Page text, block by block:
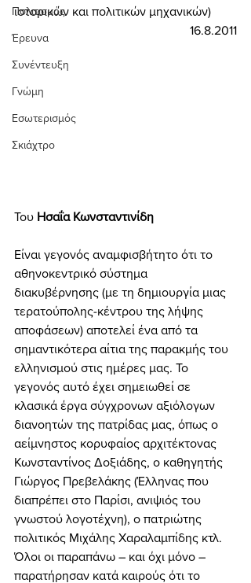
Πολιτισμός
Έρευνα
Συνέντευξη
Γνώμη
Εσωτερισμός
Σκιάχτρο
ιστορικών και πολιτικών μηχανικών)
16.8.2011
Του Ησαΐα Κωνσταντινίδη
Είναι γεγονός αναμφισβήτητο ότι το
αθηνοκεντρικό σύστημα
διακυβέρνησης (με τη δημιουργία μιας
τερατούπολης-κέντρου της λήψης
αποφάσεων) αποτελεί ένα από τα
σημαντικότερα αίτια της παρακμής του
ελληνισμού στις ημέρες μας. Το
γεγονός αυτό έχει σημειωθεί σε
κλασικά έργα σύγχρονων αξιόλογων
διανοητών της πατρίδας μας, όπως ο
αείμνηστος κορυφαίος αρχιτέκτονας
Κωνσταντίνος Δοξιάδης, ο καθηγητής
Γιώργος Πρεβελάκης (Έλληνας που
διαπρέπει στο Παρίσι, ανιψιός του
γνωστού λογοτέχνη), ο πατριώτης
πολιτικός Μιχάλης Χαραλαμπίδης κτλ.
Όλοι οι παραπάνω – και όχι μόνο –
παρατήρησαν κατά καιρούς ότι το